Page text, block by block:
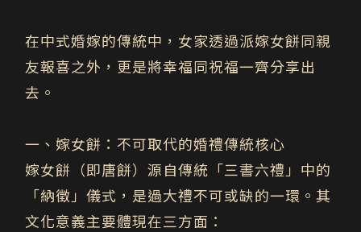
在中式婚嫁的傳統中，女家透過派嫁女餅同親
友報喜之外，更是將幸福同祝福一齊分享出
去。
一、嫁女餅：不可取代的婚禮傳統核心
嫁女餅（即唐餅）源自傳統「三書六禮」中的
「納徵」儀式，是過大禮不可或缺的一環。其
文化意義主要體現在三方面：